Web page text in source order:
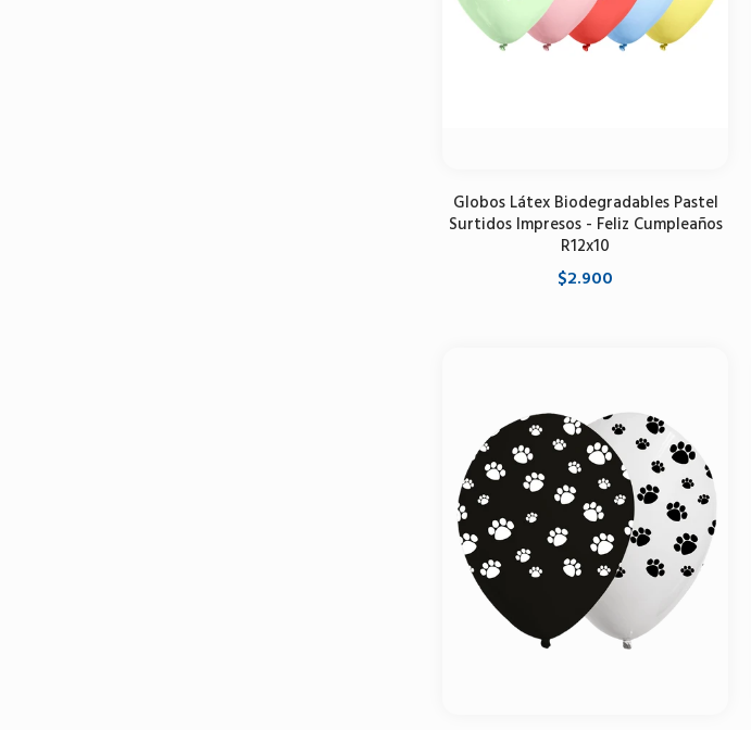
Globos Látex Biodegradables Pastel
Surtidos Impresos - Feliz Cumpleaños
R12x10
$2.900